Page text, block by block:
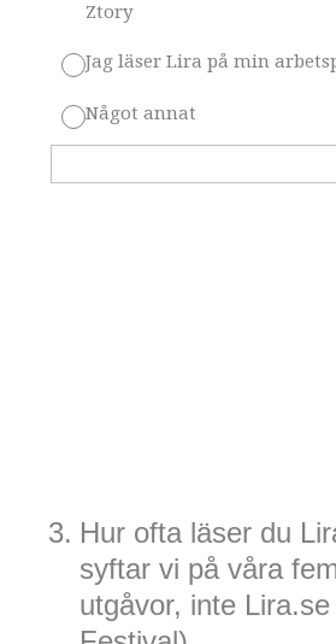
Ztory
Jag läser Lira på min
Något annat
3. Hur ofta läser du
syftar vi på våra
utgåvor, inte